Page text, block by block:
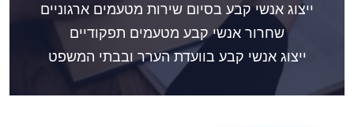
ייצוג אנשי קבע בסיום שירות מטעמים ארגוניים
שחרור אנשי קבע מטעמים תפקודיים
ייצוג אנשי קבע בוועדת הערר ובבתי המשפט